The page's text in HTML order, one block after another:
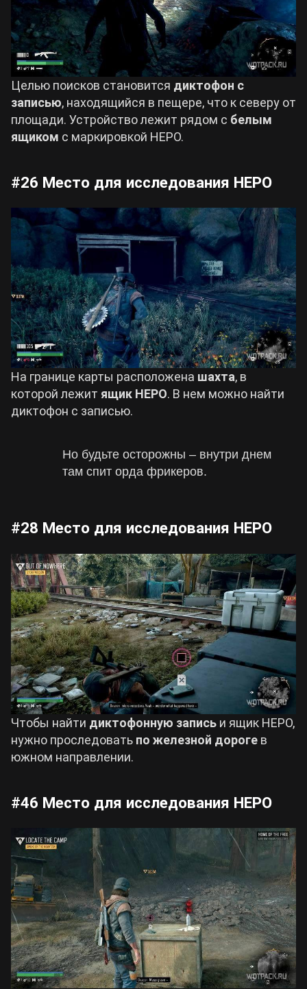
Целью поисков становится диктофон с
записью, находящийся в пещере, что к северу от
площади. Устройство лежит рядом с белым
ящиком с маркировкой НЕРО.
#26 Место для исследования НЕРО
На границе карты расположена шахта, в
которой лежит ящик НЕРО. В нем можно найти
диктофон с записью.
Но будьте осторожны – внутри днем
там спит орда фрикеров.
#28 Место для исследования НЕРО
Чтобы найти диктофонную запись и ящик НЕРО,
нужно проследовать по железной дороге в
южном направлении.
#46 Место для исследования НЕРО